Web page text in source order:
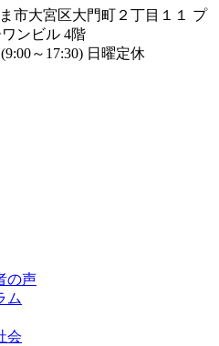
市大宮区大門町２丁目１１ プ
ンビル 4階
～17:30) 日曜定休
の声
ム
会